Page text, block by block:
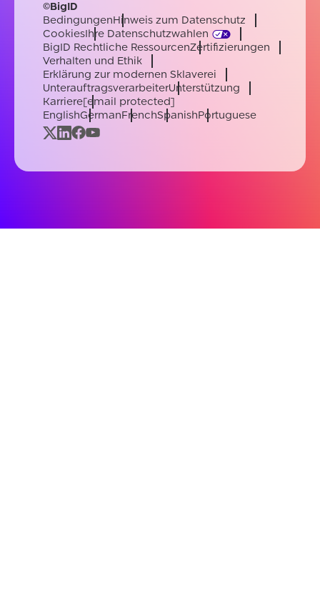
©BigID
BedingungenHinweis zum Datenschutz
CookiesIhre Datenschutzwahlen
BigID Rechtliche RessourcenZertifizierungen
Verhalten und Ethik
Erklärung zur modernen Sklaverei
UnterauftragsverarbeiterUnterstützung
Karriere[email protected]
EnglishGermanFrenchSpanishPortuguese